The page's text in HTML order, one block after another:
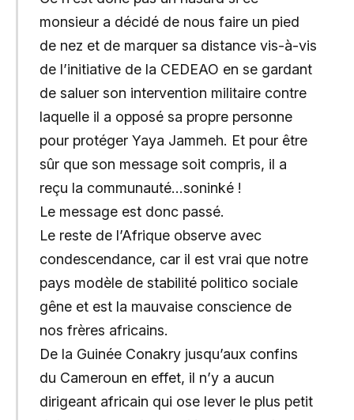
monsieur a décidé de nous faire un pied
de nez et de marquer sa distance vis-à-vis
de l’initiative de la CEDEAO en se gardant
de saluer son intervention militaire contre
laquelle il a opposé sa propre personne
pour protéger Yaya Jammeh. Et pour être
sûr que son message soit compris, il a
reçu la communauté…soninké !
Le message est donc passé.
Le reste de l’Afrique observe avec
condescendance, car il est vrai que notre
pays modèle de stabilité politico sociale
gêne et est la mauvaise conscience de
nos frères africains.
De la Guinée Conakry jusqu’aux confins
du Cameroun en effet, il n’y a aucun
dirigeant africain qui ose lever le plus petit